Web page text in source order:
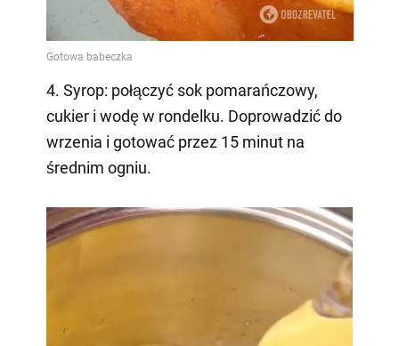
4. Syrop: połączyć sok pomarańczowy,
cukier i wodę w rondelku. Doprowadzić do
wrzenia i gotować przez 15 minut na
średnim ogniu.